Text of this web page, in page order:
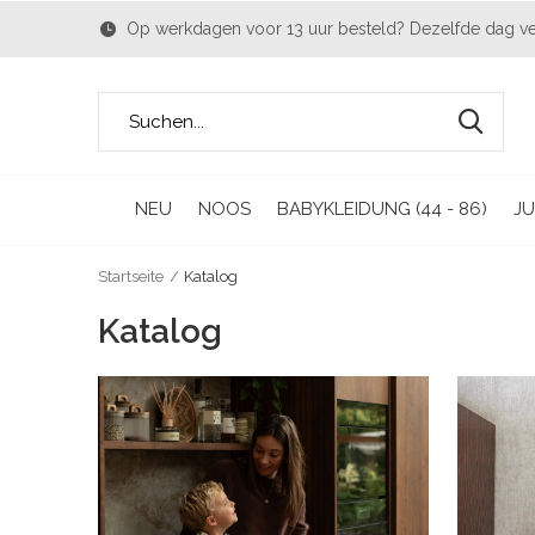
NEU NOOS BABYKLEIDUNG (44 - 86)
Op werkdagen voor 13 uur besteld? Dezelfde dag
Startseite Katalog
Katalog